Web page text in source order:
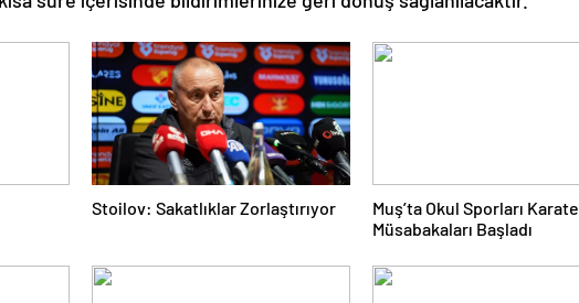
Stoilov: Sakatlıklar Zorlaştırıyor
Muş’ta Okul Sporları Karate
Müsabakaları Başladı